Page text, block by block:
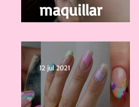
maquillar
correctamente
tus pestañas
12 jul 2021